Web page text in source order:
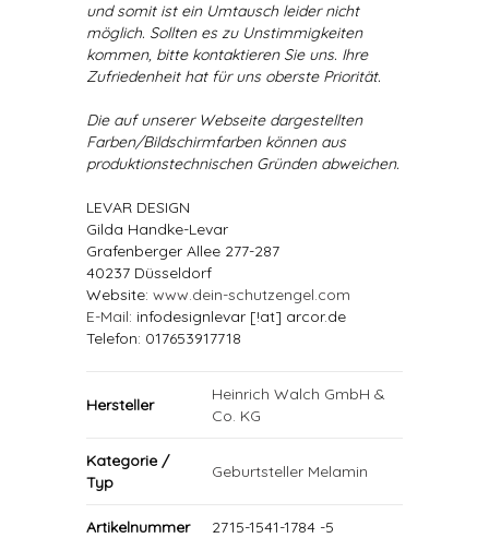
und somit ist ein Umtausch leider nicht
möglich. Sollten es zu Unstimmigkeiten
kommen, bitte kontaktieren Sie uns. Ihre
Zufriedenheit hat für uns oberste Priorität.
Die auf unserer Webseite dargestellten
Farben/Bildschirmfarben können aus
produktionstechnischen Gründen abweichen.
LEVAR DESIGN
Gilda Handke-Levar
Grafenberger Allee 277-287
40237 Düsseldorf
Website: www.dein-schutzengel.com
E-Mail: infodesignlevar [!at] arcor.de
Telefon: 017653917718
Hersteller
Heinrich Walch GmbH &
Co. KG
Kategorie /
Typ
Geburtsteller Melamin
Artikelnummer 2715-1541-1784 -5